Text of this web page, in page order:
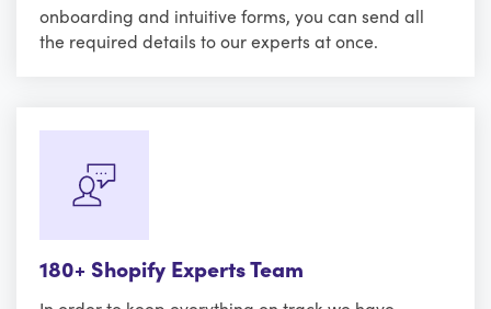
onboarding and intuitive forms, you can send all
the required details to our experts at once.
180+ Shopify Experts Team